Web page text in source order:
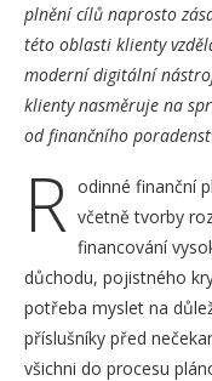
plnění cílů naprosto
této oblasti klienty
moderní digitální
klienty nasměruje na
od finančního
R odinné finanční
včetně tvorby
financování
důchodu, pojistného
potřeba myslet na
příslušníky před
všichni do procesu